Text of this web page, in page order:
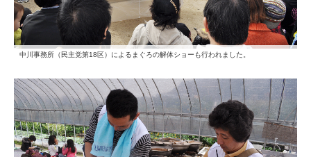
中川事務所（民主党第18区）によるまぐろの解体ショーも行われました。